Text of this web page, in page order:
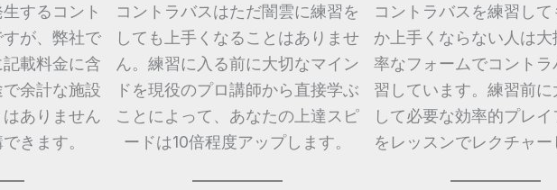
するコント
が、弊社で
載料金に含
余計な施設
ありません
きます。
コントラバスはただ闇雲に練習を
しても上手くなることはありませ
ん。練習に入る前に大切なマイン
ドを現役のプロ講師から直接学ぶ
ことによって、あなたの上達スピ
ードは10倍程度アップします。
コントラバスを練習し
か上手くならない人は大
率なフォームでコントラ
習しています。練習前に
して必要な効率的プレイ
をレッスンでレクチャー